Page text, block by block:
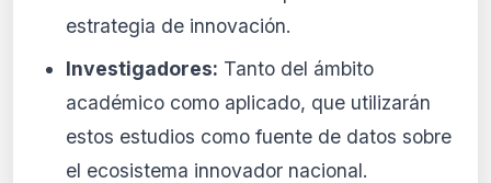
estrategia de innovación.
Investigadores: Tanto del ámbito
académico como aplicado, que utilizarán
estos estudios como fuente de datos sobre
el ecosistema innovador nacional.